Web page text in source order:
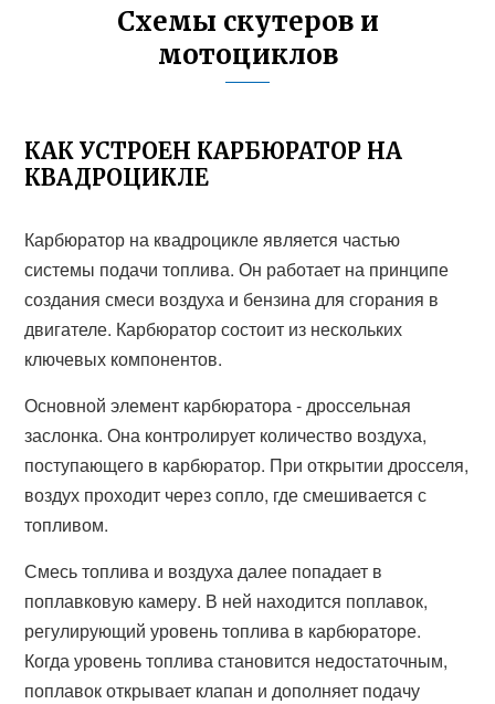
Схемы скутеров и
мотоциклов
КАК УСТРОЕН КАРБЮРАТОР НА
КВАДРОЦИКЛЕ
Карбюратор на квадроцикле является частью
системы подачи топлива. Он работает на принципе
создания смеси воздуха и бензина для сгорания в
двигателе. Карбюратор состоит из нескольких
ключевых компонентов.
Основной элемент карбюратора - дроссельная
заслонка. Она контролирует количество воздуха,
поступающего в карбюратор. При открытии дросселя,
воздух проходит через сопло, где смешивается с
топливом.
Смесь топлива и воздуха далее попадает в
поплавковую камеру. В ней находится поплавок,
регулирующий уровень топлива в карбюраторе.
Когда уровень топлива становится недостаточным,
поплавок открывает клапан и дополняет подачу